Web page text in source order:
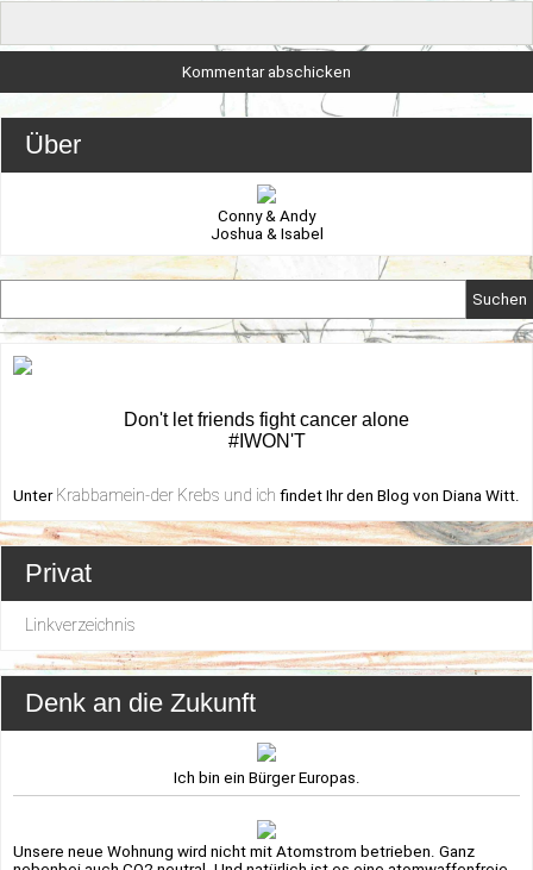
Über
Conny & Andy
Joshua & Isabel
Suchen
Don't let friends fight cancer alone
#IWON'T
Unter Krabbamein-der Krebs und ich findet Ihr den Blog von Diana Witt.
Privat
Linkverzeichnis
Denk an die Zukunft
Ich bin ein Bürger Europas.
Unsere neue Wohnung wird nicht mit Atomstrom betrieben. Ganz